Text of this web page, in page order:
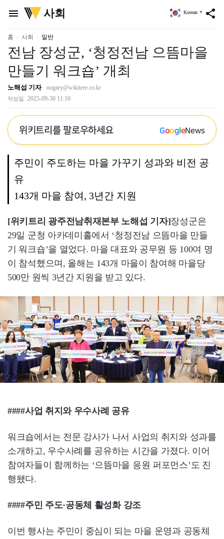
menu
위
키
리
사회 share
Korean ▼
홈 사회 일반
전남 장성군, ‘청정전남 으뜸마을
만들기 워크숍’ 개최
노해섭 기자 nogary@wikitree.co.kr
작성일 2025-09-30 11:10
위키트리를 팔로우하세요 GoogleNews
주민이 주도하는 마을 가꾸기 성과와 비전 공
유
143개 마을 참여, 3년간 지원
[위키트리 광주전남취재본부 노해섭 기자]장성군은
29일 군청 아카데미홀에서 ‘청정전남 으뜸마을 만들
기 워크숍’을 열었다. 마을 대표와 공무원 등 100여 명
이 참석했으며, 올해는 143개 마을이 참여해 마을당
500만 원씩 3년간 지원을 받고 있다.
####사업 취지와 우수사례 공유
워크숍에서는 전문 강사가 나서 사업의 취지와 성과를
소개하고, 우수사례를 공유하는 시간을 가졌다. 이어
참여자들이 함께하는 ‘으뜸마을 응원 퍼포먼스’도 진
행됐다.
####주민 주도·공동체 활성화 강조
이번 행사는 주민이 중심이 되는 마을 운영과 공동체